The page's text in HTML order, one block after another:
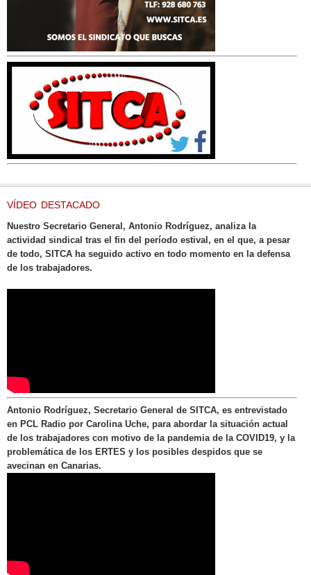
VÍDEO DESTACADO
Nuestro Secretario General, Antonio Rodríguez, analiza la
actividad sindical tras el fin del período estival, en el que, a pesar
de todo, SITCA ha seguido activo en todo momento en la defensa
de los trabajadores.
Antonio Rodríguez, Secretario General de SITCA, es entrevistado
en PCL Radio por Carolina Uche, para abordar la situación actual
de los trabajadores con motivo de la pandemia de la COVID19, y la
problemática de los ERTES y los posibles despidos que se
avecinan en Canarias.